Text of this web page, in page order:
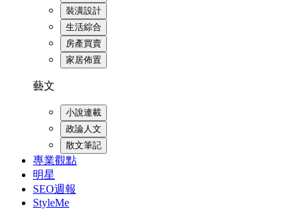
裝潢設計
生活綜合
房產買賣
家居佈置
藝文
小說連載
政論人文
散文筆記
專業觀點
明星
SEO週報
StyleMe